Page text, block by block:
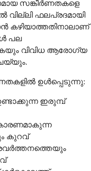
സങ്കീർണതകളെ
വില്ലി ഫലപ്രദമായി
കഴിയാത്തതിനാലാണ്
പല
വിവിധ ആരോഗ്യ
ഉൾപ്പെടുന്നു:
ഇരുമ്പ്
കുറവ്